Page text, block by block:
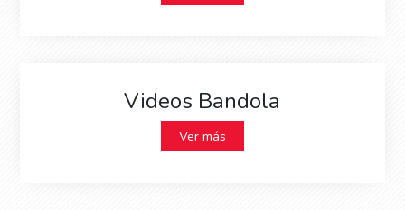
Videos Bandola
Ver más